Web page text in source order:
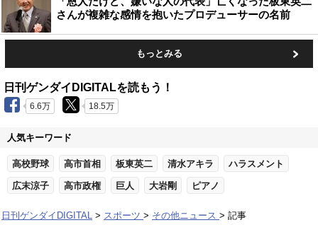
さんが複雑な感情を抱いたプロデューサーの名前
もっとみる
日刊ゲンダイDIGITALを読もう！
6.6万 18.5万
人気キーワード
高校野球 高市首相 板東英二 清水アキラ ハラスメント
広末涼子 高市政権 巨人 大岩剛 ピアノ
日刊ゲンダイDIGITAL スポーツ その他ニュース 記事